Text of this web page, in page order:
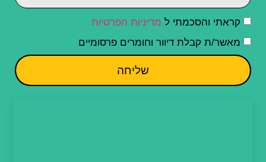
קראתי והסכמתי ל מדיניות הפרטיות
מאשר/ת קבלת דיוור וחומרים פרסומיים
שליחה